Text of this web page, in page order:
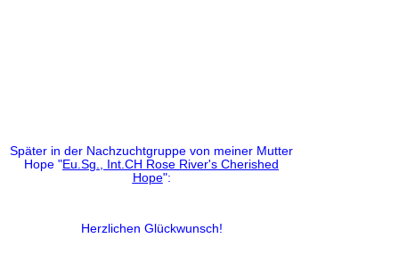
Später in der Nachzuchtgruppe von meiner Mutter
Hope "Eu.Sg., Int.CH Rose River's Cherished
Hope":
Herzlichen Glückwunsch!